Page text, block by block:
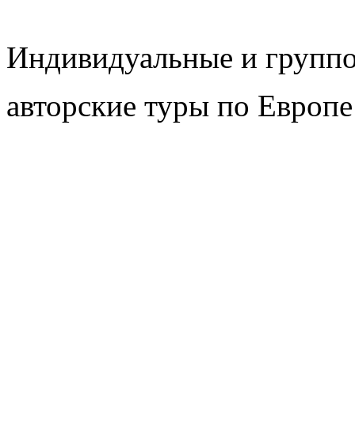
Индивидуальные и
авторские туры по